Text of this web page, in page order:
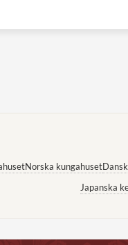
Norska kungahuset
Japanska